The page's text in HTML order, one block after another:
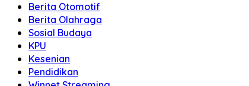
Berita Otomotif
Berita Olahraga
Sosial Budaya
KPU
Kesenian
Pendidikan